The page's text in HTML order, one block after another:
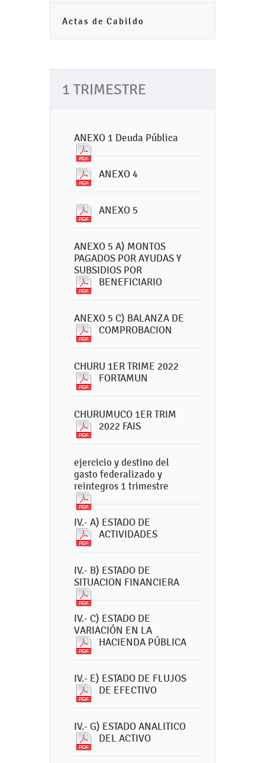
Actas de Cabildo
1 TRIMESTRE
ANEXO 1 Deuda Pública
ANEXO 4
ANEXO 5
ANEXO 5 A) MONTOS
PAGADOS POR AYUDAS Y
SUBSIDIOS POR
BENEFICIARIO
ANEXO 5 C) BALANZA DE
COMPROBACION
CHURU 1ER TRIME 2022
FORTAMUN
CHURUMUCO 1ER TRIM
2022 FAIS
ejercicio y destino del
gasto federalizado y
reintegros 1 trimestre
IV.- A) ESTADO DE
ACTIVIDADES
IV.- B) ESTADO DE
SITUACION FINANCIERA
IV.- C) ESTADO DE
VARIACIÓN EN LA
HACIENDA PÚBLICA
IV.- E) ESTADO DE FLUJOS
DE EFECTIVO
IV.- G) ESTADO ANALITICO
DEL ACTIVO